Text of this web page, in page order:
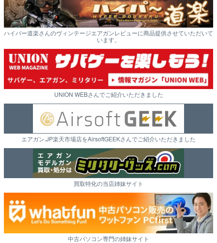
ハイパー道楽さんのヴィンテージエアガンレビューに商品提供させていただいて
います。
UNION WEBさんでご紹介いただきました
エアガン.JP楽天市場店をAirsoftGEEKさんでご紹介いただきました
買取特化の当店姉妹サイト
中古パソコン専門の姉妹サイト